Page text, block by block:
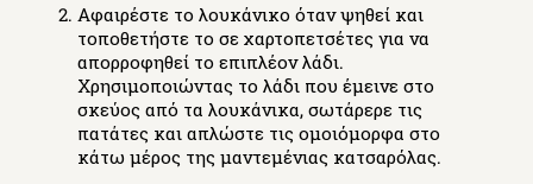
Αφαιρέστε το λουκάνικο όταν ψηθεί και
τοποθετήστε το σε χαρτοπετσέτες για να
απορροφηθεί το επιπλέον λάδι.
Χρησιμοποιώντας το λάδι που έμεινε στο
σκεύος από τα λουκάνικα, σωτάρερε τις
πατάτες και απλώστε τις ομοιόμορφα στο
κάτω μέρος της μαντεμένιας κατσαρόλας.